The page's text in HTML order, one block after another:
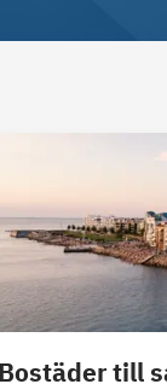
Bostäder till